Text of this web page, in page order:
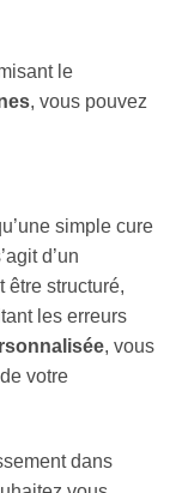
le
, vous pouvez
simple cure
d’un
être structuré,
les erreurs
, vous
votre
dans